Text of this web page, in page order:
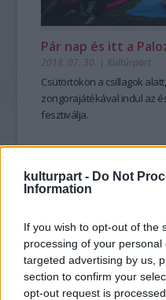
kulturpart - Do Not
Information
If you wish to opt-out of the
processing of your
targeted advertising by us,
section to confirm your
opt-out request is
Pár nap és itt a
2018. 07. 30. | Kultúrpart
Csütörtökön a csillagok
zongorajátékával indul az
fesztiválja.